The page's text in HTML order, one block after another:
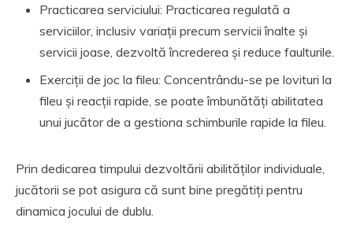
Practicarea serviciului: Practicarea regulată a
serviciilor, inclusiv variații precum servicii înalte și
servicii joase, dezvoltă încrederea și reduce faulturile.
Exerciții de joc la fileu: Concentrându-se pe lovituri la
fileu și reacții rapide, se poate îmbunătăți abilitatea
unui jucător de a gestiona schimburile rapide la fileu.
Prin dedicarea timpului dezvoltării abilităților individuale,
jucătorii se pot asigura că sunt bine pregătiți pentru
dinamica jocului de dublu.